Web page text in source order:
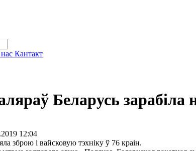
Кантакт
Беларусь зарабіла
12:04
зброю і вайсковую тэхніку ў 76 краін.